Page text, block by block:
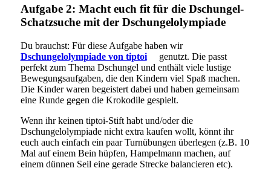
Aufgabe 2: Macht euch fit für die Dschungel-
Schatzsuche mit der Dschungelolympiade
Du brauchst: Für diese Aufgabe haben wir
Dschungelolympiade von tiptoi** genutzt. Die passt
perfekt zum Thema Dschungel und enthält viele lustige
Bewegungsaufgaben, die den Kindern viel Spaß machen.
Die Kinder waren begeistert dabei und haben gemeinsam
eine Runde gegen die Krokodile gespielt.
Wenn ihr keinen tiptoi-Stift habt und/oder die
Dschungelolympiade nicht extra kaufen wollt, könnt ihr
euch auch einfach ein paar Turnübungen überlegen (z.B. 10
Mal auf einem Bein hüpfen, Hampelmann machen, auf
einem dünnen Seil eine gerade Strecke balancieren etc).